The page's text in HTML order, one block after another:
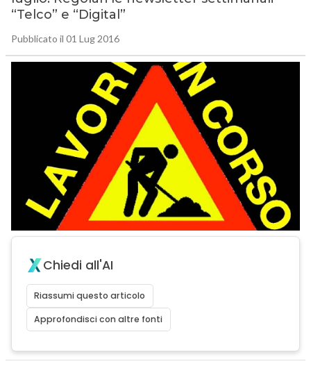
“Telco” e “Digital”
Pubblicato il 01 Lug 2016
Chiedi all'AI
Riassumi questo articolo
Approfondisci con altre fonti